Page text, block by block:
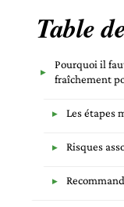
Table
Pourquoi il
fraîchement
Les étapes
Risques